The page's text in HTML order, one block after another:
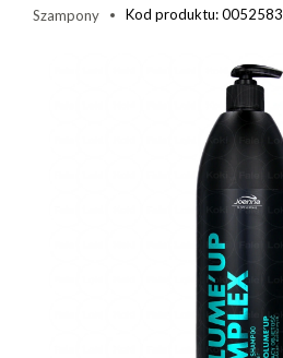
Szampony Kod produktu: 0052583